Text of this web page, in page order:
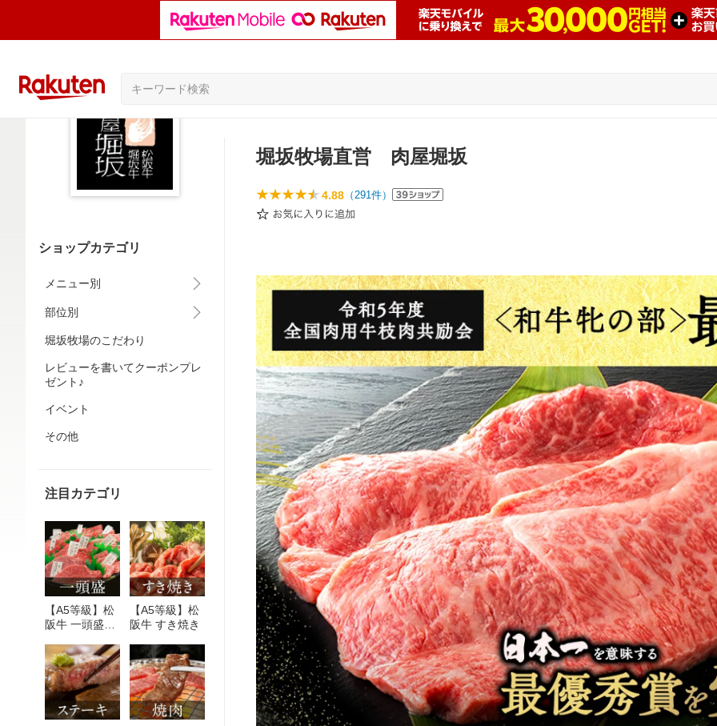
ショップカテゴリ
メニュー別
部位別
堀坂牧場のこだわり
レビューを書いてクーポンプレ
ゼント♪
イベント
その他
注目カテゴリ
【A5等級】松
阪牛 一頭盛り
特選＞
【A5等級】松
阪牛 すき焼き
堀坂牧場直営 肉屋堀坂
4.88 （291件）